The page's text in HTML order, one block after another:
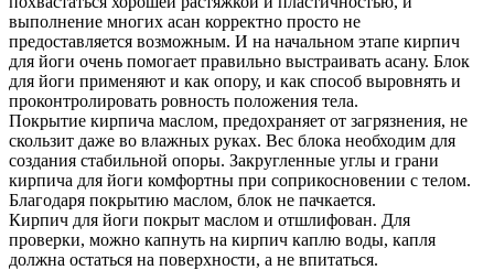
выполнение многих асан корректно просто не
предоставляется возможным. И на начальном этапе кирпич
для йоги очень помогает правильно выстраивать асану. Блок
для йоги применяют и как опору, и как способ выровнять и
проконтролировать ровность положения тела.
Покрытие кирпича маслом, предохраняет от загрязнения, не
скользит даже во влажных руках. Вес блока необходим для
создания стабильной опоры. Закругленные углы и грани
кирпича для йоги комфортны при соприкосновении с телом.
Благодаря покрытию маслом, блок не пачкается.
Кирпич для йоги покрыт маслом и отшлифован. Для
проверки, можно капнуть на кирпич каплю воды, капля
должна остаться на поверхности, а не впитаться.